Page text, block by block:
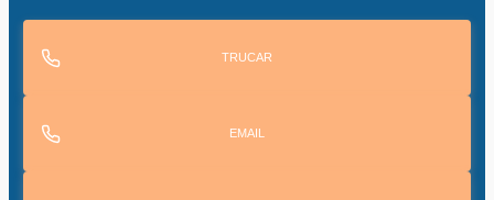
TRUCAR
EMAIL